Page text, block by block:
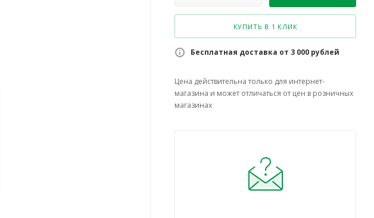
КУПИТЬ В 1 КЛИК
Бесплатная доставка от 3 000 рублей
Цена действительна только для интернет-
магазина и может отличаться от цен в розничных
магазинах